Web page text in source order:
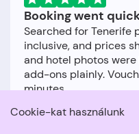
Cookie-kat használunk
Booking went
Searched for Tenerife
inclusive, and prices
and hotel photos
add-ons plainly.